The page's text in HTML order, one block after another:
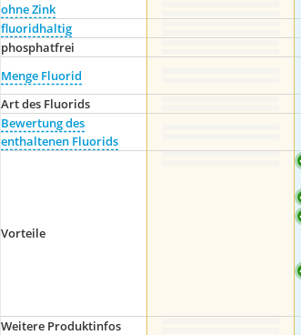
ohne Zink
fluoridhaltig
phosphatfrei
Menge Fluorid
Art des Fluorids
Bewertung des
enthaltenen Fluorids
Vorteile
Weitere Produktinfos